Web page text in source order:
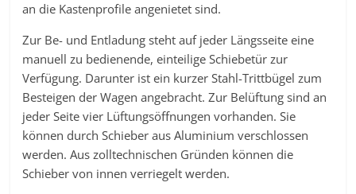
an die Kastenprofile angenietet sind.
Zur Be- und Entladung steht auf jeder Längsseite eine
manuell zu bedienende, einteilige Schiebetür zur
Verfügung. Darunter ist ein kurzer Stahl-Trittbügel zum
Besteigen der Wagen angebracht. Zur Belüftung sind an
jeder Seite vier Lüftungsöffnungen vorhanden. Sie
können durch Schieber aus Aluminium verschlossen
werden. Aus zolltechnischen Gründen können die
Schieber von innen verriegelt werden.